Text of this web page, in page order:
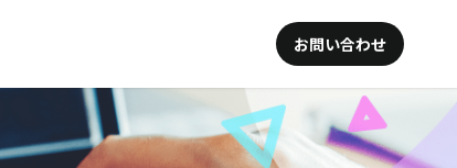
お問い合わせ